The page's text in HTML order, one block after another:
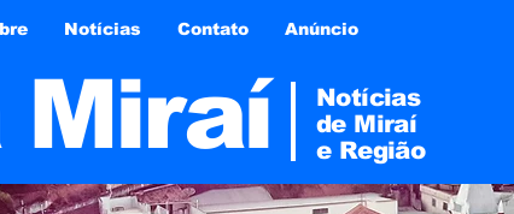
Notícias Contato Anúncio
Miraí
Notícias
de Miraí
e Região